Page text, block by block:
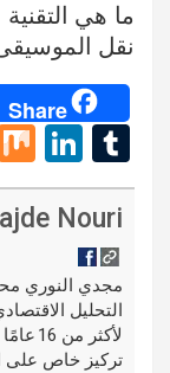
ما هي
نقل
Share
T
u
m
bl
r
Li
n
ke
n
Nouri
مجدي النوري
التحليل
تركيز خاص على